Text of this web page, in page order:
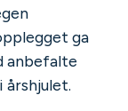
ga
anbefalte
årshjulet.